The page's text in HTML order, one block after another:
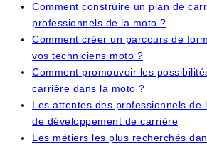
Comment construire un plan de
professionnels de la moto ?
Comment créer un parcours de
vos techniciens moto ?
Comment promouvoir les
carrière dans la moto ?
Les attentes des professionnels de
de développement de carrière
Les métiers les plus recherchés